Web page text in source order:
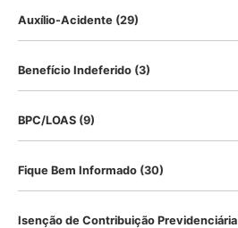
Auxílio-Acidente (29)
Benefício Indeferido (3)
BPC/LOAS (9)
Fique Bem Informado (30)
Isenção de Contribuição Previdenciária